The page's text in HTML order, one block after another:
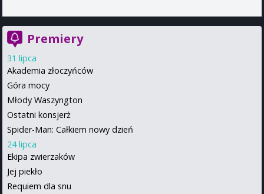
Premiery
31 lipca
Akademia złoczyńców
Góra mocy
Młody Waszyngton
Ostatni konsjerż
Spider-Man: Całkiem nowy dzień
24 lipca
Ekipa zwierzaków
Jej piekło
Requiem dla snu